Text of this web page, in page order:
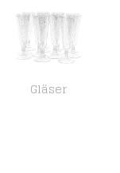
Gläser